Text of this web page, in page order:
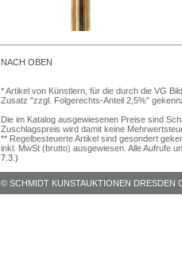
NACH OBEN
* Artikel von Künstlern, für die durch die VG
Zusatz "zzgl. Folgerechts-Anteil 2,5%"
Die im Katalog ausgewiesenen Preise sind
Zuschlagspreis wird damit keine
** Regelbesteuerte Artikel sind gesondert
inkl. MwSt (brutto) ausgewiesen. Alle Aufrufe
7.3.)
© SCHMIDT KUNSTAUKTIONEN DRESDEN